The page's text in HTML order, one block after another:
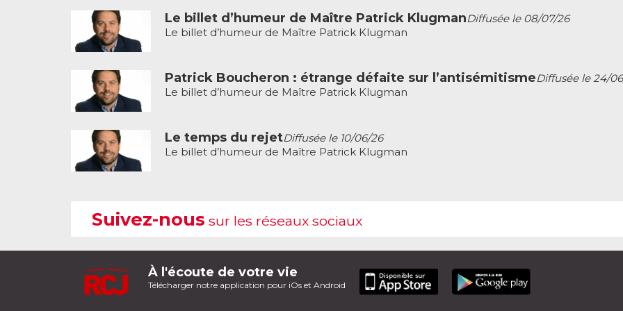
Le billet d’humeur de Maître Patrick KlugmanDiffusée le 08/07/26
Le billet d’humeur de Maître Patrick Klugman
Patrick Boucheron : étrange défaite sur l’antisémitismeDiffusée le 24/
Le billet d’humeur de Maître Patrick Klugman
Le temps du rejetDiffusée le 10/06/26
Le billet d’humeur de Maître Patrick Klugman
Suivez-nous sur les réseaux sociaux
À l'écoute de votre vie
Télécharger notre application pour iOs et Android